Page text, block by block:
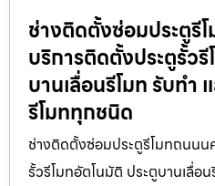
ช่างติดตั้งซ่อมประตูรี
บริการติดตั้งประตูรั้ว
บานเลื่อนรีโมท รับทำ
รีโมททุกชนิด
ช่างติดตั้งซ่อมประตูรีโมทถนน
รั้วรีโมทอัตโนมัติ ประตูบานเลื่อ